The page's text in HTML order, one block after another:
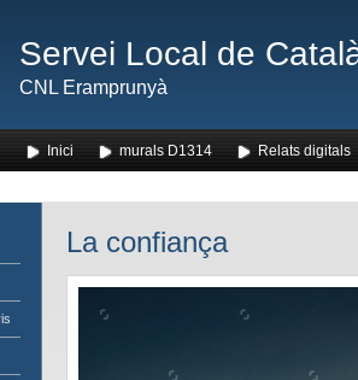
Servei Local de
CNL Eramprunyà
Inici murals D1314 Relats digitals
La confiança